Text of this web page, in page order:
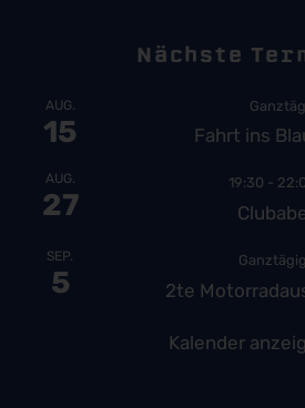
Nächste
AUG.
15 Fahrt ins
AUG.
27
19:30 -
SEP.
5
Ganztägig
2te
Kalender